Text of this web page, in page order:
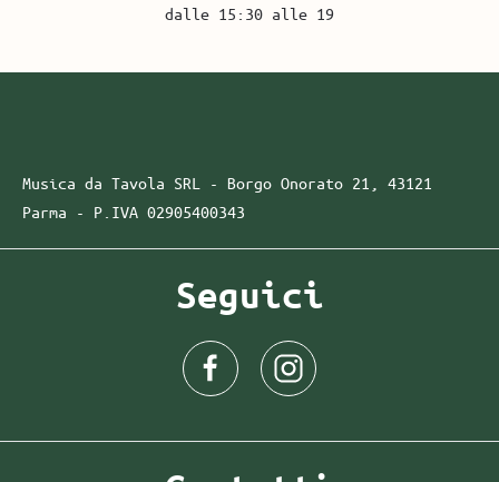
dalle 15:30 alle 19
Musica da Tavola SRL - Borgo Onorato 21, 43121
Parma - P.IVA 02905400343
Seguici